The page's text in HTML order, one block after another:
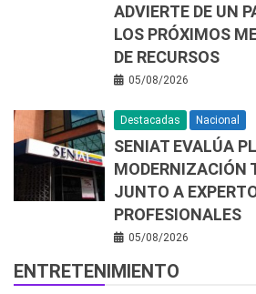
ADVIERTE DE UN
LOS PRÓXIMOS
DE RECURSOS
05/08/2026
Destacadas Nacional
SENIAT EVALÚA
MODERNIZACIÓN
JUNTO A
PROFESIONALES
05/08/2026
ENTRETENIMIENTO